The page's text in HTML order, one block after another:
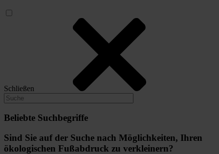
Schließen
Beliebte Suchbegriffe
Sind Sie auf der Suche nach Möglichkeiten, Ihren
ökologischen Fußabdruck zu verkleinern?